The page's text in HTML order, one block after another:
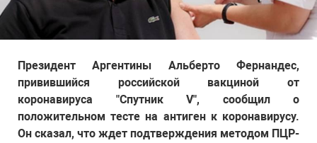
Президент Аргентины Альберто Фернандес,
привившийся российской вакциной от
коронавируса "Спутник V", сообщил о
положительном тесте на антиген к коронавирусу.
Он сказал, что ждет подтверждения методом ПЦР-